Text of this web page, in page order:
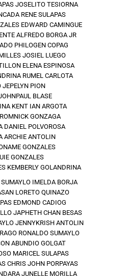
JOSELITO TESIORNA
RENE SULAPAS
EDWARD CAMINGUE
ALFREDO BORGA JR
PHILOGEN COPAG
JOSIEL LUEGO
ELENA ESPINOSA
RUMEL CARLOTA
PION
BLASE
KENT IAN ARGOTA
GONZAGA
DANIEL POLVOROSA
ARCHIE ANTOLIN
GONZALES
GONZALES
KEMBERLY GOLANDRINA
IMELDA BORJA
LORETO QUINAZO
EDMOND CADIOG
JAPHETH CHAN BESAS
JENNYKRISH ANTOLIN
RONALDO SUMAYLO
ABUNDIO GOLGAT
MARICEL SULAPAS
CHRIS JOHN PORPAYAS
JUNELLE MORILLA